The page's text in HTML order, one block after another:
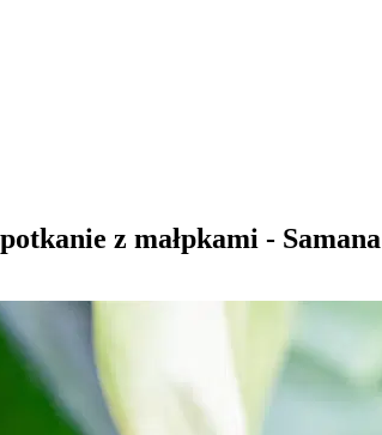
z małpkami - Samana